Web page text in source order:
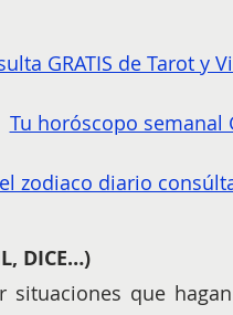
GRATIS de Tarot y
Tu horóscopo semanal
zodiaco diario
DICE…)
situaciones que